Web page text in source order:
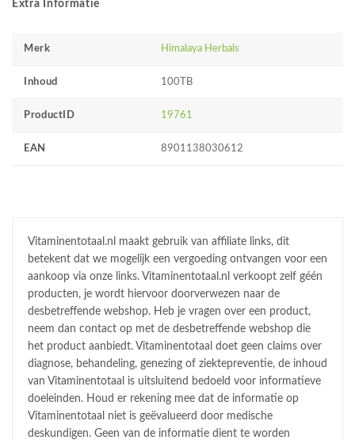
Extra Informatie
Merk Himalaya Herbals
Inhoud 100TB
ProductID 19761
EAN 8901138030612
Vitaminentotaal.nl maakt gebruik van affiliate links, dit
betekent dat we mogelijk een vergoeding ontvangen voor een
aankoop via onze links. Vitaminentotaal.nl verkoopt zelf géén
producten, je wordt hiervoor doorverwezen naar de
desbetreffende webshop. Heb je vragen over een product,
neem dan contact op met de desbetreffende webshop die
het product aanbiedt. Vitaminentotaal doet geen claims over
diagnose, behandeling, genezing of ziektepreventie, de inhoud
van Vitaminentotaal is uitsluitend bedoeld voor informatieve
doeleinden. Houd er rekening mee dat de informatie op
Vitaminentotaal niet is geëvalueerd door medische
deskundigen. Geen van de informatie dient te worden